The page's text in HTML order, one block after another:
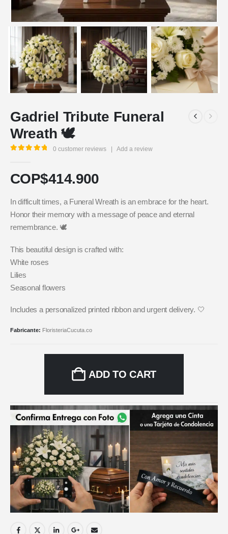
Gadriel Tribute Funeral
Wreath 🕊️
0 customer reviews | Add a review
COP$414.900
In difficult times, a Funeral Wreath is an embrace for the heart.
Honor their memory with a message of peace and eternal
remembrance. 🕊️
This beautiful design is crafted with:
White roses
Lilies
Seasonal flowers
Includes a personalized printed ribbon and urgent delivery. 🤍
Fabricante: FloristeriaCucuta.co
ADD TO CART